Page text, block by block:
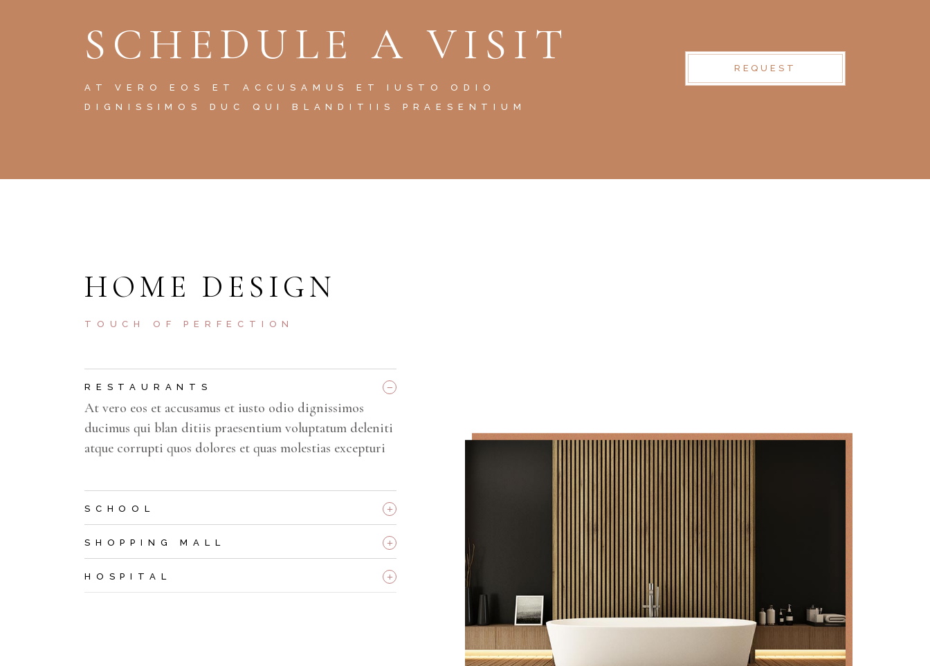
SCHEDULE A VISIT
AT VERO EOS ET ACCUSAMUS ET IUSTO ODIO
DIGNISSIMOS DUC QUI BLANDITIIS PRAESENTIUM
REQUEST
HOME DESIGN
TOUCH OF PERFECTION
RESTAURANTS _
At vero eos et accusamus et iusto odio dignissimos
ducimus qui blan ditiis praesentium voluptatum deleniti
atque corrupti quos dolores et quas molestias excepturi
SCHOOL +
SHOPPING MALL +
HOSPITAL +